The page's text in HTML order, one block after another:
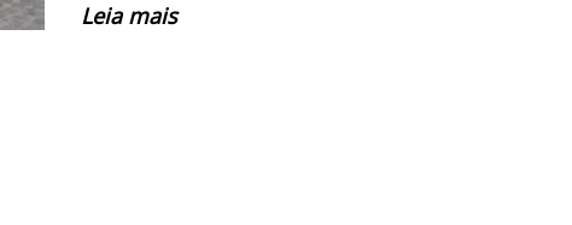
Leia mais